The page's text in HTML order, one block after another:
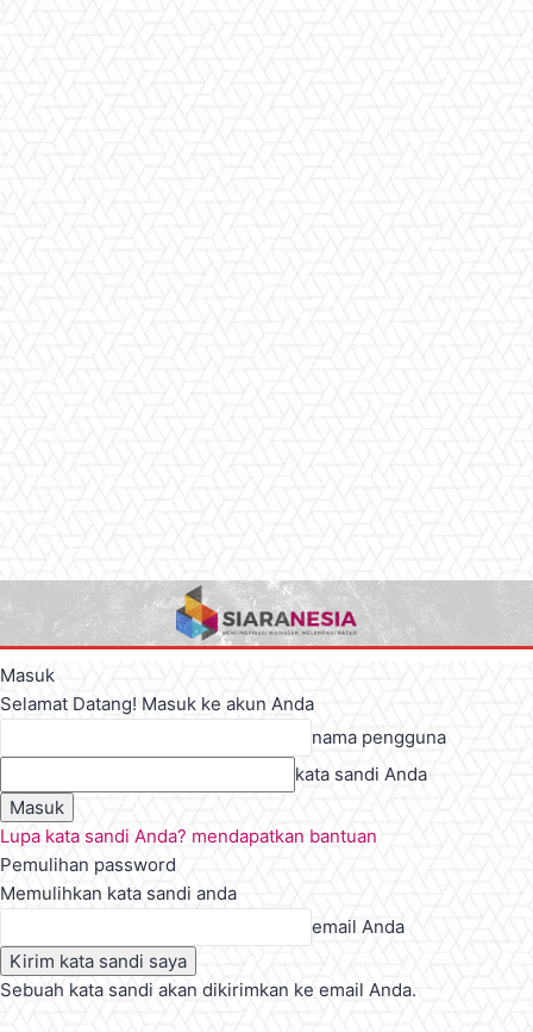
Masuk
Selamat Datang! Masuk ke akun Anda
nama pengguna
kata sandi Anda
Lupa kata sandi Anda? mendapatkan bantuan
Pemulihan password
Memulihkan kata sandi anda
email Anda
Sebuah kata sandi akan dikirimkan ke email Anda.